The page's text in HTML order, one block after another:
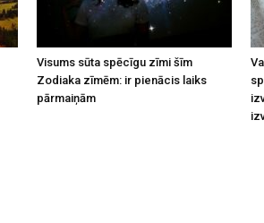
Visums sūta spēcīgu zīmi šīm
Zodiaka zīmēm: ir pienācis laiks
pārmaiņām